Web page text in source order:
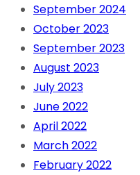
September 2024
October 2023
September 2023
August 2023
July 2023
June 2022
April 2022
March 2022
February 2022